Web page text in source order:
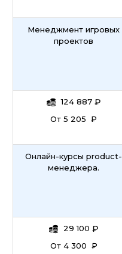
Менеджмент игровых
проектов
124 887₽
От 5 205 ₽
Онлайн-курсы product-
менеджера.
29 100 ₽
От 4 300 ₽